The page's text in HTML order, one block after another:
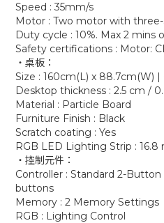
Speed : 35mm/s
Motor : Two motor with
Duty cycle : 10%. Max 2 mins
Safety certifications : Motor:
‧桌板：
Size : 160cm(L) x 88.7cm(W) |
Desktop thickness : 2.5 cm /
Material : Particle Board
Furniture Finish : Black
Scratch coating : Yes
RGB LED Lighting Strip : 16.8
‧控制元件：
Controller : Standard 2-
buttons
Memory : 2 Memory Settings
RGB : Lighting Control